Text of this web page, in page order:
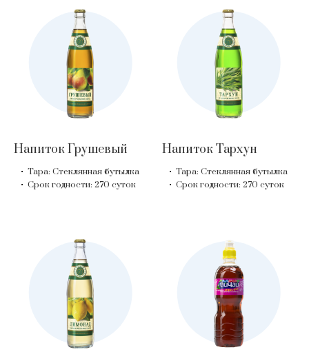
Напиток Грушевый
Тара: Стеклянная бутылка
Срок годности: 270 суток
Напиток Тархун
Тара: Стеклянная бутылка
Срок годности: 270 суток